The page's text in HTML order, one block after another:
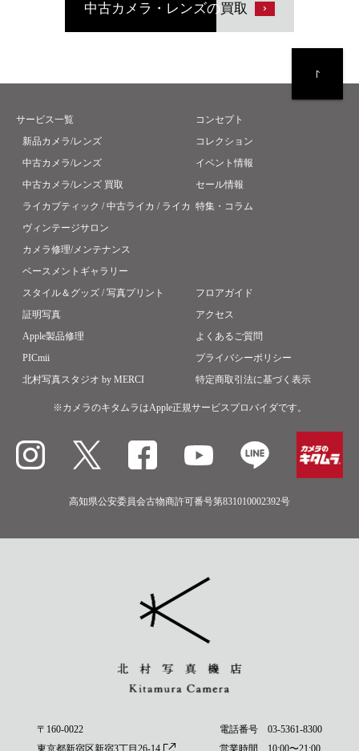
中古カメラ・レンズの買取
サービス一覧
新品カメラ/レンズ
中古カメラ/レンズ
中古カメラ/レンズ 買取
ライカブティック / 中古ライカ / ライカ
ヴィンテージサロン
カメラ修理/メンテナンス
ベースメントギャラリー
スタイル＆グッズ / 写真プリント
証明写真
Apple製品修理
PICmii
北村写真スタジオ by MERCI
コンセプト
コレクション
イベント情報
セール情報
特集・コラム
フロアガイド
アクセス
よくあるご質問
プライバシーポリシー
特定商取引法に基づく表示
※カメラのキタムラはApple正規サービスプロバイダです。
高知県公安委員会古物商許可番号第831010002392号
〒160-0022
東京都新宿区新宿3丁目26-14
電話番号 03-5361-8300
営業時間 10:00〜21:00